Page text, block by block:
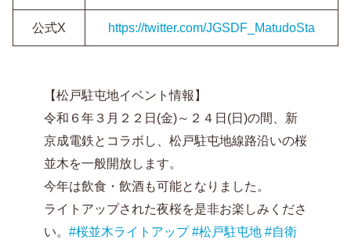
公式X https://twitter.com/JGSDF_MatudoSta
【松戸駐屯地イベント情報】
令和６年３月２２日(金)～２４日(日)の間、新
京成電鉄とコラボし、松戸駐屯地線路沿いの桜
並木を一般開放します。
今年は飲食・飲酒も可能となりました。
ライトアップされた夜桜を是非お楽しみくださ
い。 #桜並木ライトアップ #松戸駐屯地 #自衛